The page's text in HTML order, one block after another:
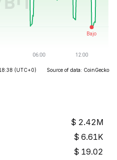
(UTC+0) Source of data: CoinGecko
2.42M
6.61K
19.02